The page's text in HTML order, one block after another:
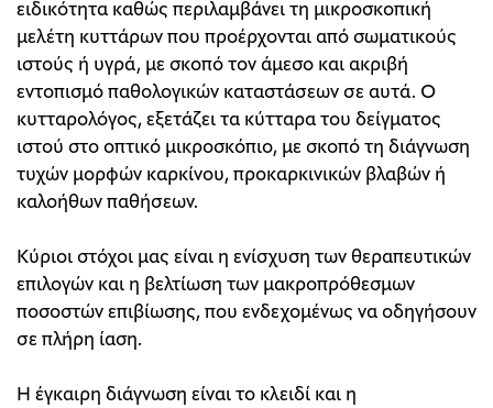
ειδικότητα καθώς περιλαμβάνει τη μικροσκοπική
μελέτη κυττάρων που προέρχονται από σωματικούς
ιστούς ή υγρά, με σκοπό τον άμεσο και ακριβή
εντοπισμό παθολογικών καταστάσεων σε αυτά. Ο
κυτταρολόγος, εξετάζει τα κύτταρα του δείγματος
ιστού στο οπτικό μικροσκόπιο, με σκοπό τη διάγνωση
τυχών μορφών καρκίνου, προκαρκινικών βλαβών ή
καλοήθων παθήσεων.
Κύριοι στόχοι μας είναι η ενίσχυση των θεραπευτικών
επιλογών και η βελτίωση των μακροπρόθεσμων
ποσοστών επιβίωσης, που ενδεχομένως να οδηγήσουν
σε πλήρη ίαση.
Η έγκαιρη διάγνωση είναι το κλειδί και η